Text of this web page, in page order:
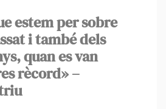
estem per sobre
i també dels
quan es van
rècord» –